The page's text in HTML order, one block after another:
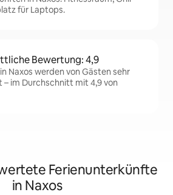
für Laptops.
Bewertung: 4,9
Naxos werden von Gästen sehr
im Durchschnitt mit 4,9 von
Ferienunterkünfte
in Naxos